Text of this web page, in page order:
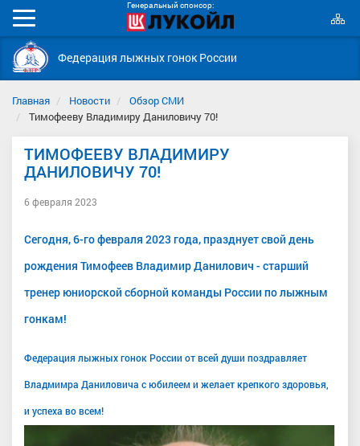
Генеральный спонсор:
Мобильное
меню
Федерация лыжных гонок России
Главная Новости
Обзор СМИ
Тимофееву Владимиру Даниловичу 70!
ТИМОФЕЕВУ ВЛАДИМИРУ
ДАНИЛОВИЧУ 70!
6 февраля 2023
Сегодня, 6-го февраля 2023 года, празднует свой день
рождения Тимофеев Владимир Данилович - старший
тренер юниорской сборной команды России по лыжным
гонкам!
Федерация лыжных гонок России от всей души поздравляет
Владмимра Даниловича с юбилеем и желает крепкого здоровья,
и успеха во всем!